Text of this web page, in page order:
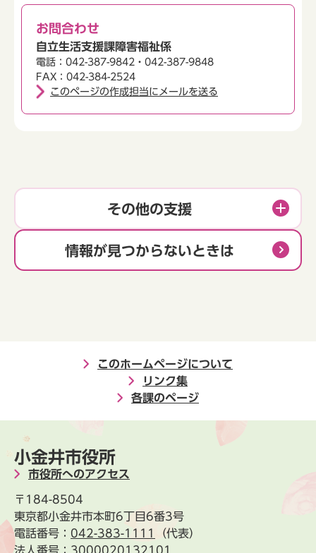
お問合わせ
自立生活支援課障害福祉係
電話：042-387-9842・042-387-9848
FAX：042-384-2524
このページの作成担当にメールを送る
その他の支援
情報が見つからないときは
このホームページについて
リンク集
各課のページ
小金井市役所
市役所へのアクセス
〒184-8504
東京都小金井市本町6丁目6番3号
電話番号： 042-383-1111
（代表）
法人番号：3000020132101